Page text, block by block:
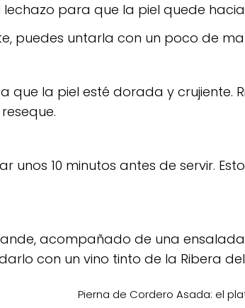
para que la piel quede
puedes untarla con un poco de
que la piel esté dorada y crujiente.
unos 10 minutos antes de servir.
acompañado de una
con un vino tinto de la Ribera
Pierna de Cordero Asada: el